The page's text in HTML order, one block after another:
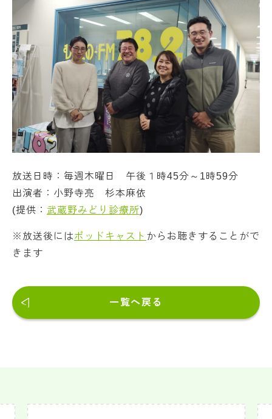
放送日時：毎週木曜日 午後１時45分～1時59分
出演者：小野寺亮 杉本麻依
(提供： 武蔵野みどり診療所)
※放送後にはポッドキャスト からお聴きすることがで
きます
一覧へ戻る